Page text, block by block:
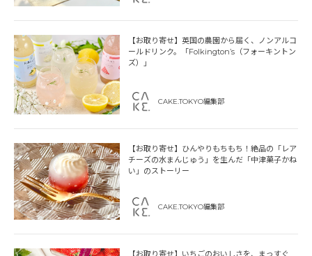
【お取り寄せ】英国の農園から届く、ノンアルコ
ールドリンク。「Folkington’s（フォーキントン
ズ）」
CAKE.TOKYO編集部
【お取り寄せ】ひんやりもちもち！絶品の「レア
チーズの水まんじゅう」を生んだ「中津菓子かね
い」のストーリー
CAKE.TOKYO編集部
【お取り寄せ】いちごのおいしさを、まっすぐ